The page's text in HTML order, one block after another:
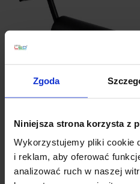
Zgoda
Niniejsza strona korzysta z
Wykorzystujemy pliki cookie
i reklam, aby oferować
analizować ruch w naszej
reflektor LED 12W
obwody L1/L2
199,00 zł